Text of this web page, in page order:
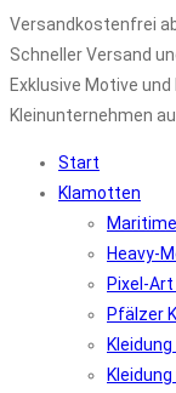
Versandkostenfrei
Schneller Versand
Exklusive Motive und
Kleinunternehmen
Start
Klamotten
Heavy-
Pixel-
Pfälzer